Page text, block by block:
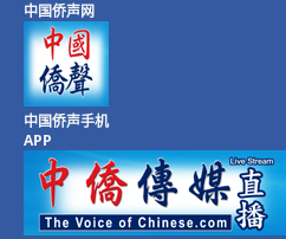
中国侨声网
中国侨声手机
APP